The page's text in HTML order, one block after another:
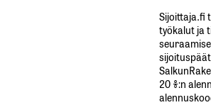
Sijoittaja.fi
työkalut ja
20 %:n